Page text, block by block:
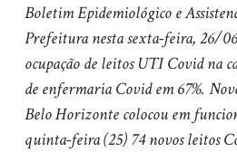
Boletim Epidemiológico e
Prefeitura nesta sexta-feira, 26/
ocupação de leitos UTI Covid na
de enfermaria Covid em 67%.
Belo Horizonte colocou em
quinta-feira (25) 74 novos leitos